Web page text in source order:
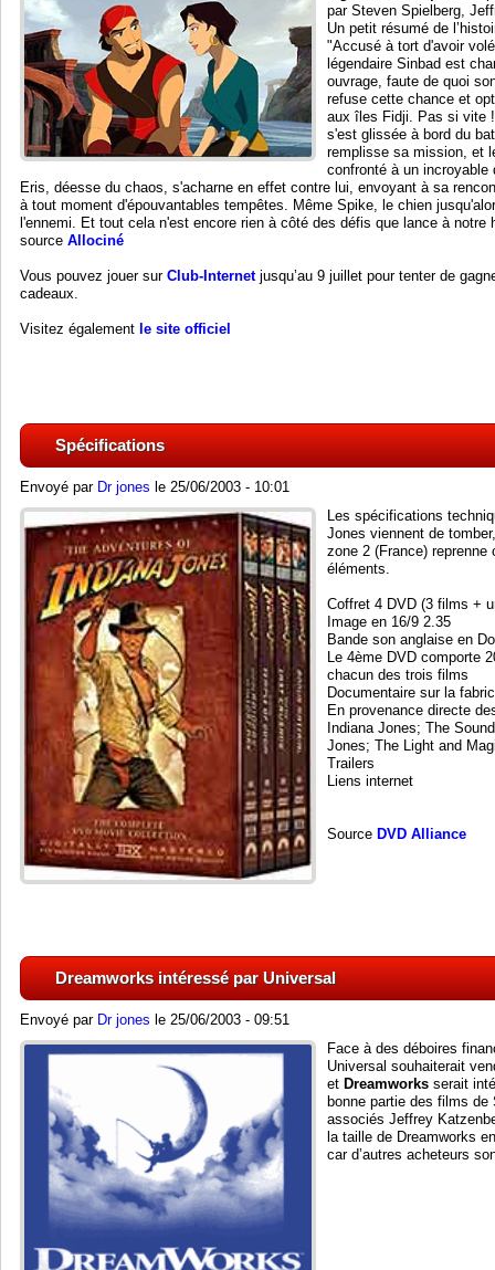
par Steven Spielberg,
Un petit résumé de
"Accusé à tort d'avoir
légendaire Sinbad est
ouvrage, faute de quoi
refuse cette chance et
aux îles Fidji. Pas si vite
s'est glissée à bord du
remplisse sa mission, et
confronté à un incroyable
Eris, déesse du chaos, s'acharne en effet contre lui, envoyant à sa
à tout moment d'épouvantables tempêtes. Même Spike, le chien
l'ennemi. Et tout cela n'est encore rien à côté des défis que lance à
source Allociné
Vous pouvez jouer sur Club-Internetjusqu’au 9 juillet pour tenter de
cadeaux.
Visitez également le site officiel
Spécifications
Envoyé par Dr jones le 25/06/2003 - 10:01
Les spécifications
Jones viennent de
zone 2 (France)
éléments.
Coffret 4 DVD (3 films +
Image en 16/9 2.35
Bande son anglaise en
Le 4ème DVD comporte
chacun des trois films
Documentaire sur la
En provenance directe
Indiana Jones; The
Jones; The Light and
Trailers
Liens internet
Source DVD Alliance
Dreamworks intéressé par Universal
Envoyé par Dr jones le 25/06/2003 - 09:51
Face à des déboires
Universal souhaiterait
et Dreamworks serait
bonne partie des films
associés Jeffrey
la taille de Dreamworks
car d’autres acheteurs